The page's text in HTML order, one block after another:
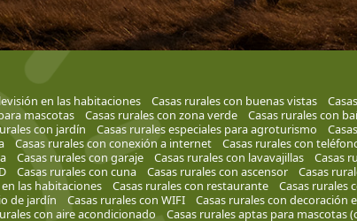
en las habitaciones Casas rurales con buenas vistas
mascotas
Casas rurales con zona verde Casas rurales con
con jardín Casas rurales especiales para agroturismo
Casas rurales con conexión a internet Casas rurales con
Casas rurales con garaje Casas rurales con lavavajillas Casas
Casas rurales con cuna Casas rurales con ascensor Casas
las habitaciones
Casas rurales con restaurante Casas rurales
de jardín
Casas rurales con WIFI Casas rurales con decoración
con aire acondicionado Casas rurales aptas para mascotas